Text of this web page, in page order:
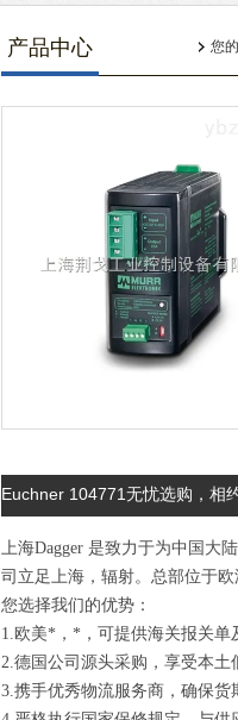
产品中心 您
Euchner 104771无忧选购，相
上海Dagger 是致力于为中国大
司立足上海，辐射。总部位于
您选择我们的优势：
1.欧美*，*，可提供海关报关单
2.德国公司源头采购，享受本土
3.携手优秀物流服务商，确保货